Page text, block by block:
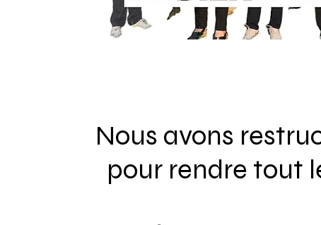
Nous avons
pour rendre tout